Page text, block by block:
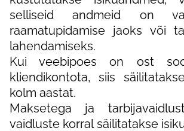
selliseid andmeid on
raamatupidamise jaoks või
lahendamiseks.
Kui veebipoes on ost
kliendikontota, siis
kolm aastat.
Maksetega ja
vaidluste korral säilitatakse